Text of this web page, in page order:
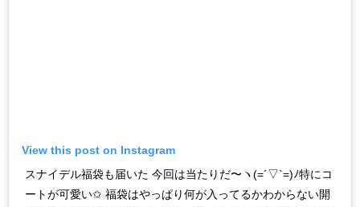
View this post on Instagram
スナイデル福袋も届いた 今回は当たりだ〜ヽ(=´▽`=)ﾉ特にコ
ートが可愛い✩ 福袋はやっぱり何が入ってるかわからない開